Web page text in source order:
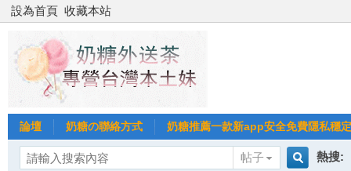
設為首頁 收藏本站
論壇 奶糖の聯絡方式 奶糖推薦一款新app安全免費隱私穩
帖子
熱搜: